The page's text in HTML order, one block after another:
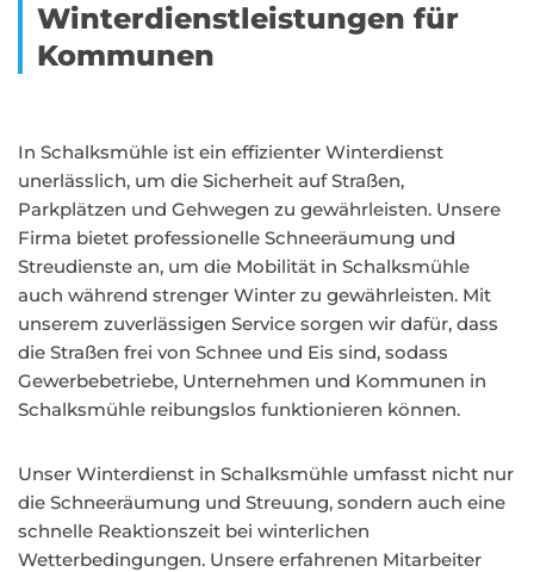
Winterdienstleistungen für
Kommunen
In Schalksmühle ist ein effizienter Winterdienst
unerlässlich, um die Sicherheit auf Straßen,
Parkplätzen und Gehwegen zu gewährleisten. Unsere
Firma bietet professionelle Schneeräumung und
Streudienste an, um die Mobilität in Schalksmühle
auch während strenger Winter zu gewährleisten. Mit
unserem zuverlässigen Service sorgen wir dafür, dass
die Straßen frei von Schnee und Eis sind, sodass
Gewerbebetriebe, Unternehmen und Kommunen in
Schalksmühle reibungslos funktionieren können.
Unser Winterdienst in Schalksmühle umfasst nicht nur
die Schneeräumung und Streuung, sondern auch eine
schnelle Reaktionszeit bei winterlichen
Wetterbedingungen. Unsere erfahrenen Mitarbeiter